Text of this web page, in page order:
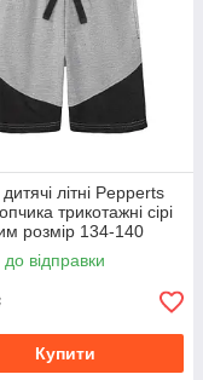
літні Pepperts
трикотажні сірі
розмір 134-140
до відправки
Купити